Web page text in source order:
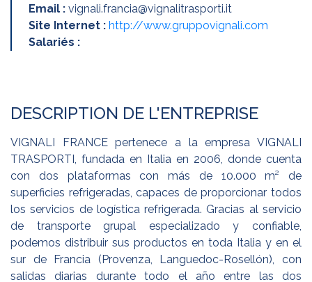
Email : vignali.francia@vignalitrasporti.it
Site Internet : http://www.gruppovignali.com
Salariés :
DESCRIPTION DE L'ENTREPRISE
VIGNALI FRANCE pertenece a la empresa VIGNALI
TRASPORTI, fundada en Italia en 2006, donde cuenta
con dos plataformas con más de 10.000 m² de
superficies refrigeradas, capaces de proporcionar todos
los servicios de logística refrigerada. Gracias al servicio
de transporte grupal especializado y confiable,
podemos distribuir sus productos en toda Italia y en el
sur de Francia (Provenza, Languedoc-Rosellón), con
salidas diarias durante todo el año entre las dos